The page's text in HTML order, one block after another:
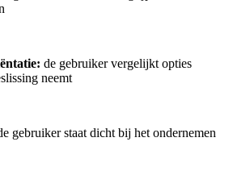
de gebruiker vergelijkt opties
neemt
gebruiker staat dicht bij het ondernemen